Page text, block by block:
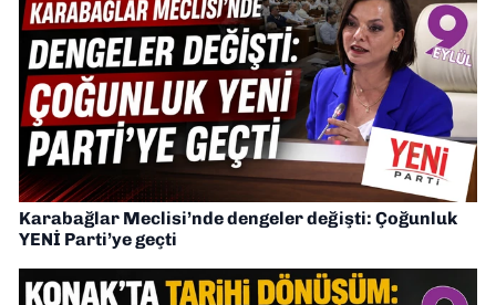
Karabağlar Meclisi’nde dengeler değişti: Çoğunluk
YENİ Parti’ye geçti